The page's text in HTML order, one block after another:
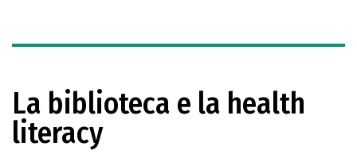
La biblioteca e la health
literacy